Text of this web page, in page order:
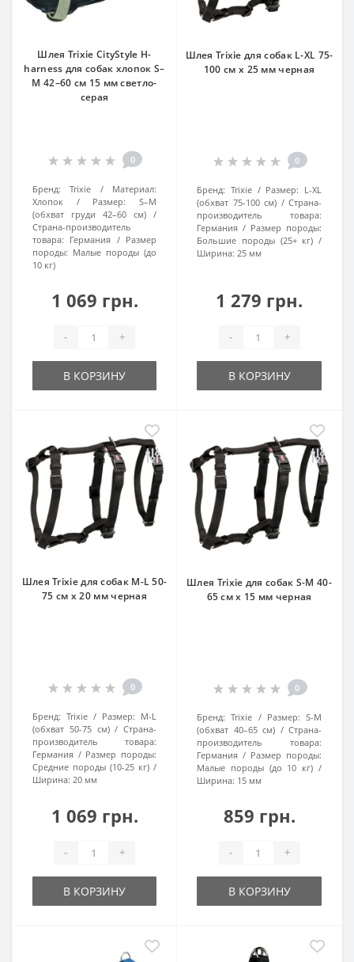
Шлея Trixie CityStyle H-
harness для собак хлопок S–
M 42–60 см 15 мм светло-
серая
0
Бренд: Trixie
Материал:
Хлопок
Размер:
S–M
(обхват груди 42–60 см)
Страна-производитель
товара: Германия
Размер
породы: Малые породы (до
10 кг)
1 069 грн.
- +
В КОРЗИНУ
Шлея Trixie для собак L-XL 75-
100 см х 25 мм черная
0
Бренд: Trixie Размер: L-XL
(обхват 75-100 см)
Страна-
производитель товара:
Германия
Размер породы:
Большие породы (25+ кг)
Ширина: 25 мм
1 279 грн.
- +
В КОРЗИНУ
Шлея Trixie для собак M-L 50-
75 см х 20 мм черная
0
Бренд: Trixie Размер: M-L
(обхват 50-75 см)
Страна-
производитель товара:
Германия
Размер породы:
Средние породы (10-25 кг)
Ширина: 20 мм
1 069 грн.
- +
В КОРЗИНУ
Шлея Trixie для собак S-M 40-
65 см х 15 мм черная
0
Бренд: Trixie Размер: S-M
(обхват 40–65 см)
Страна-
производитель товара:
Германия
Размер породы:
Малые породы (до 10 кг)
Ширина: 15 мм
859 грн.
- +
В КОРЗИНУ